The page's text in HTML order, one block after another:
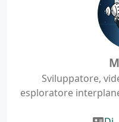
Sviluppatore,
esploratore